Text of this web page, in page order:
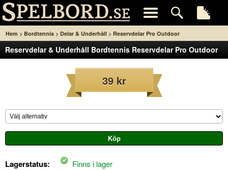
Hem > Bordtennis > Delar & Underhåll > Reservdelar Pro Outdoor
Reservdelar & Underhåll Bordtennis Reservdelar Pro Outdoor
39 kr
Lagerstatus: Finns i lager